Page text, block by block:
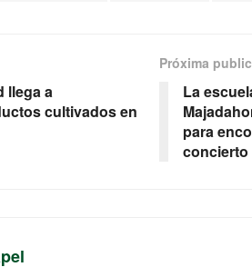
llega a
cultivados en
Próxima
La
para
concierto